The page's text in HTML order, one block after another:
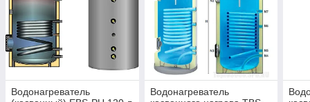
Водонагреватель
Водонагреватель